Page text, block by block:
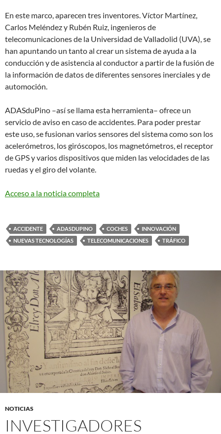
En este marco, aparecen tres inventores. Víctor Martínez,
Carlos Meléndez y Rubén Ruiz, ingenieros de
telecomunicaciones de la Universidad de Valladolid (UVA), se
han apuntando un tanto al crear un sistema de ayuda a la
conducción y de asistencia al conductor a partir de la fusión de
la información de datos de diferentes sensores inerciales y de
automoción.
ADASduPino –así se llama esta herramienta– ofrece un
servicio de aviso en caso de accidentes. Para poder prestar
este uso, se fusionan varios sensores del sistema como son los
acelerómetros, los giróscopos, los magnetómetros, el receptor
de GPS y varios dispositivos que miden las velocidades de las
ruedas y el giro del volante.
Acceso a la noticia completa
ACCIDENTE ADASDUPINO COCHES
INNOVACIÓN
NUEVAS TECNOLOGÍAS
TELECOMUNICACIONES TRÁFICO
NOTICIAS
INVESTIGADORES